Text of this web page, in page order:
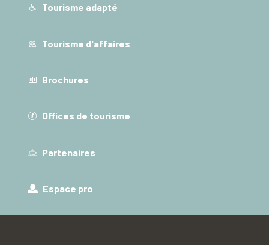
Tourisme adapté
Tourisme d'affaires
Brochures
Offices de tourisme
Partenaires
Espace pro